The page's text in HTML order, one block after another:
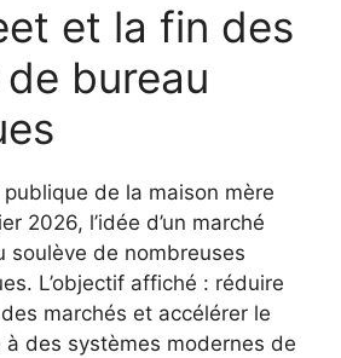
et la fin des
bureau
publique de la maison mère
2026, l’idée d’un marché
soulève de nombreuses
L’objectif affiché : réduire
marchés et accélérer le
à des systèmes modernes de